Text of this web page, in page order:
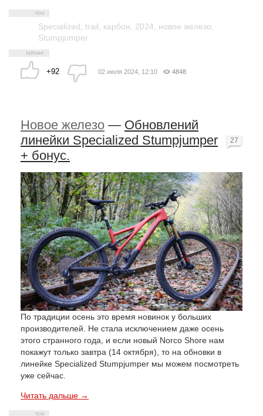
Specialized trail карбон 2024 новое железо
Stumpjumper
+92 02 июля 2024, 12:10 4848
Новое железо — Обновлений
линейки Specialized Stumpjumper
+ бонус.
По традиции осень это время новинок у больших
производителей. Не стала исключением даже осень
этого странного года, и если новый Norco Shore нам
покажут только завтра (14 октября), то на обновки в
линейке Specialized Stumpjumper мы можем посмотреть
уже сейчас.
Читать дальше →
27